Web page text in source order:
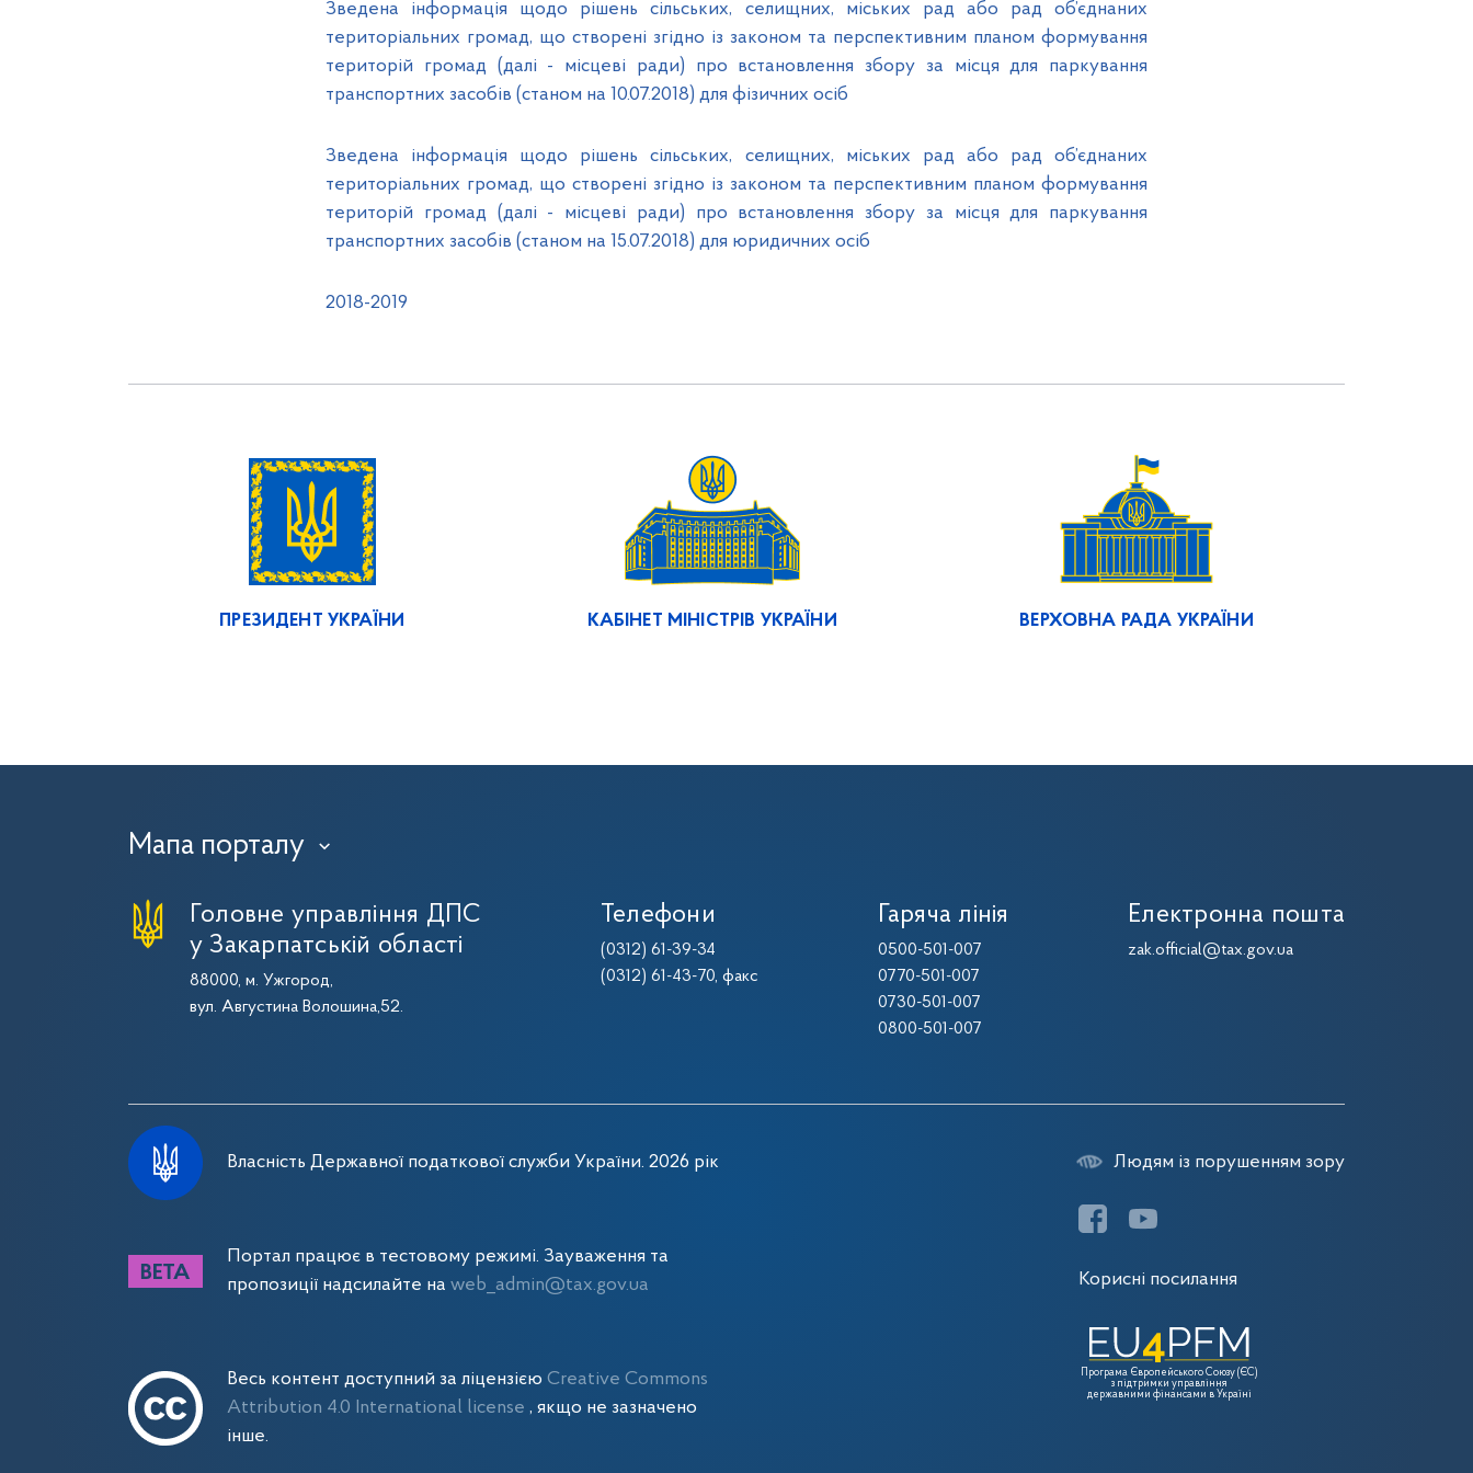
Зведена інформація щодо рішень сільських, селищних, міських рад або рад об’єднаних
територіальних громад, що створені згідно із законом та перспективним планом формування
територій громад (далі - місцеві ради) про встановлення збору за місця для паркування
транспортних засобів (станом на 10.07.2018) для фізичних осіб
Зведена інформація щодо рішень сільських, селищних, міських рад або рад об’єднаних
територіальних громад, що створені згідно із законом та перспективним планом формування
територій громад (далі - місцеві ради) про встановлення збору за місця для паркування
транспортних засобів (станом на 15.07.2018) для юридичних осіб
2018-2019
ПРЕЗИДЕНТ УКРАЇНИ КАБІНЕТ МІНІСТРІВ УКРАЇНИ ВЕРХОВНА РАДА УКРАЇНИ
Мапа порталу ›
Головне управління ДПС
у Закарпатській області
88000, м. Ужгород,
вул. Августина Волошина,52.
Телефони
(0312) 61-39-34
(0312) 61-43-70, факс
Гаряча лінія
0500-501-007
0770-501-007
0730-501-007
0800-501-007
Електронна пошта
zak.official@tax.gov.ua
Власність Державної податкової служби України. 2026 рік
Портал працює в тестовому режимі. Зауваження та
пропозиції надсилайте на web_admin@tax.gov.ua
Весь контент доступний за ліцензією Creative Commons
Attribution 4.0 International license , якщо не зазначено
інше.
Людям із порушенням зору
Корисні посилання
Програма Європейського Союзу (ЄС)
з підтримки управління
державними фінансами в Україні